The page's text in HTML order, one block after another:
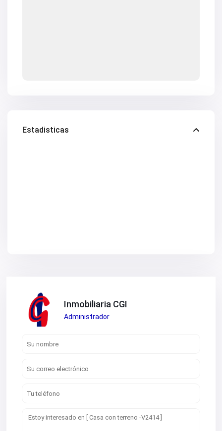
Estadisticas
Inmobiliaria CGI
Administrador